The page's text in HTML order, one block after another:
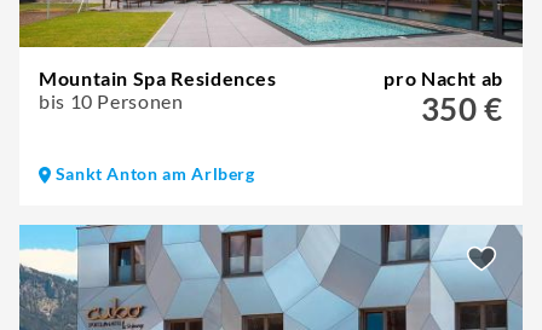
Mountain Spa Residences
bis 10 Personen
pro Nacht ab
350 €
Sankt Anton am Arlberg